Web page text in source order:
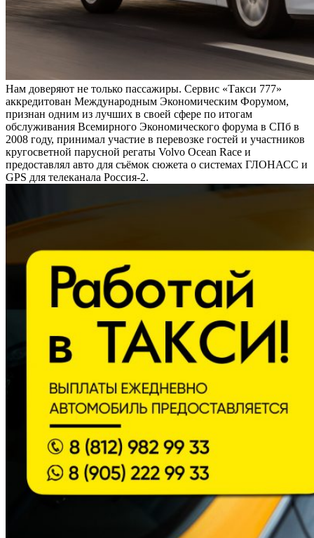
Нам доверяют не только пассажиры. Сервис «Такси 777»
аккредитован Международным Экономическим Форумом,
признан одним из лучших в своей сфере по итогам
обслуживания Всемирного Экономического форума в СПб в
2008 году, принимал участие в перевозке гостей и участников
кругосветной парусной регаты Volvo Ocean Race и
предоставлял авто для съёмок сюжета о системах ГЛОНАСС и
GPS для телеканала Россия-2.